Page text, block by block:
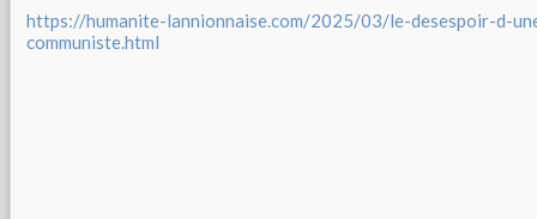
https://humanite-lannionnaise.com/2025/03/le-desespoir-d-
communiste.html